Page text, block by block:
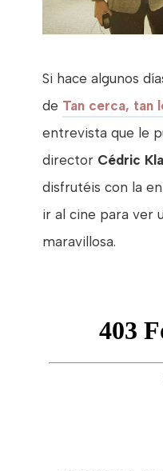
Si hace algunos
de Tan cerca, tan
entrevista que le
director Cédric
disfrutéis con la
ir al cine para ver
maravillosa.